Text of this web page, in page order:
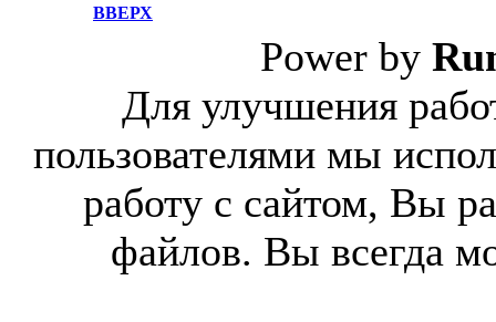
ВВЕРХ
Power by
Для улучшения
пользователями мы
работу с сайтом, Вы
файлов. Вы всегда